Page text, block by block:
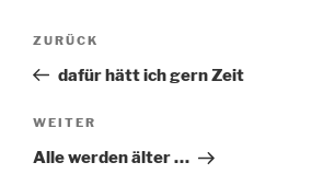
Beitragsnavigation
Vorheriger
Beitrag
ZURÜCK
dafür hätt ich gern Zeit
Nächster
Beitrag
WEITER
Alle werden älter …